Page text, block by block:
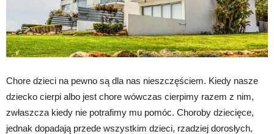
Chore dzieci na pewno są dla nas nieszczęściem. Kiedy nasze
dziecko cierpi albo jest chore wówczas cierpimy razem z nim,
zwłaszcza kiedy nie potrafimy mu pomóc. Choroby dziecięce,
jednak dopadają przede wszystkim dzieci, rzadziej dorosłych,